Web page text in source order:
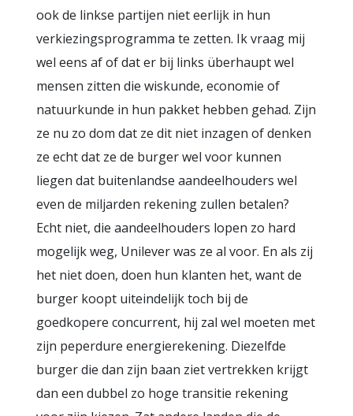
ook de linkse partijen niet eerlijk in hun
verkiezingsprogramma te zetten. Ik vraag mij
wel eens af of dat er bij links überhaupt wel
mensen zitten die wiskunde, economie of
natuurkunde in hun pakket hebben gehad. Zijn
ze nu zo dom dat ze dit niet inzagen of denken
ze echt dat ze de burger wel voor kunnen
liegen dat buitenlandse aandeelhouders wel
even de miljarden rekening zullen betalen?
Echt niet, die aandeelhouders lopen zo hard
mogelijk weg, Unilever was ze al voor. En als zij
het niet doen, doen hun klanten het, want de
burger koopt uiteindelijk toch bij de
goedkopere concurrent, hij zal wel moeten met
zijn peperdure energierekening. Diezelfde
burger die dan zijn baan ziet vertrekken krijgt
dan een dubbel zo hoge transitie rekening